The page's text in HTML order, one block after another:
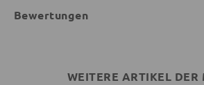
Bewertungen
WEITERE ARTIKEL DER